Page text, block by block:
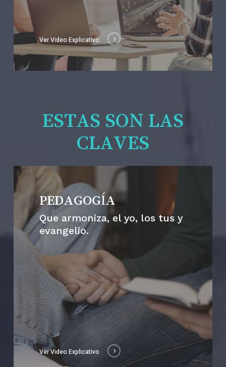
Ver Video Explicativo
ESTAS SON LAS
CLAVES
PEDAGOGÍA
Que armoniza, el yo, los tus y
evangelio.
Ver Video Explicativo